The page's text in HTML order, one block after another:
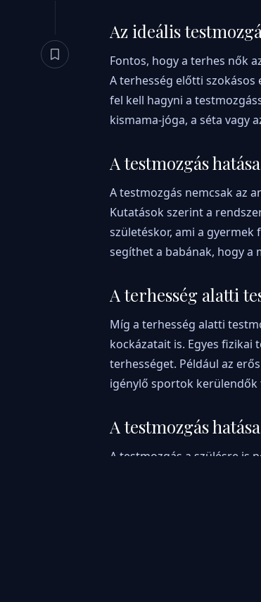
Az ideális
Fontos, hogy a terhes nők
A terhesség előtti
fel kell hagyni a
kismama-jóga, a séta vagy
A testmozgás
A testmozgás nemcsak az
Kutatások szerint a
születéskor, ami a gyermek
segíthet a babának, hogy a
A terhesség alatti
Míg a terhesség alatti
kockázatait is. Egyes
terhességet. Például az
igénylő sportok kerülendők
A testmozgás
A testmozgás a szülésre is